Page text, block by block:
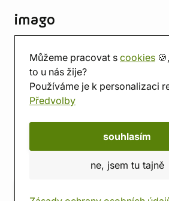
Můžeme pracovat s cookies
to u nás žije?
Používáme je k personalizaci
Předvolby
souhlasím
ne, jsem tu tajně
imago
Prodejna
Herna
O nás
Hodnocení obchodu